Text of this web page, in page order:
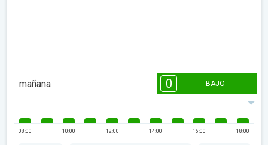
mañana 0 BAJO
08:00 10:00 12:00 14:00 16:00 18:00